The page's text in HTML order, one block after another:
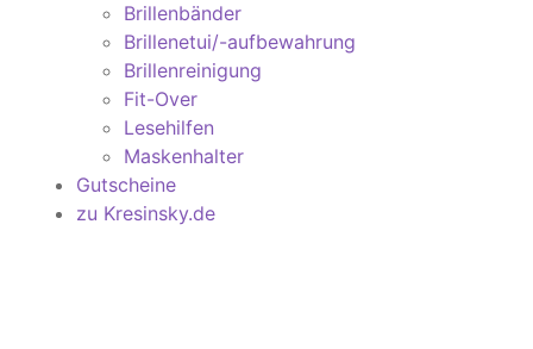
Brillenbänder
Brillenetui/-aufbewahrung
Brillenreinigung
Fit-Over
Lesehilfen
Maskenhalter
Gutscheine
zu Kresinsky.de